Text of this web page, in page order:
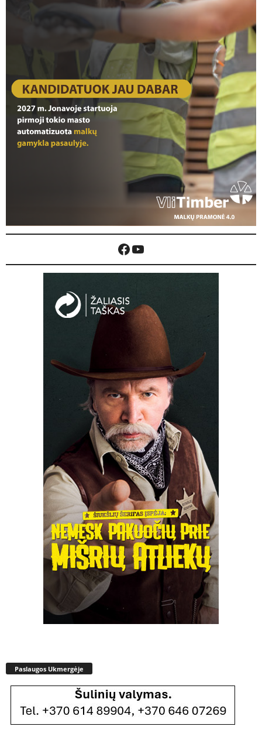
Facebook
YouTube
Paslaugos Ukmergėje